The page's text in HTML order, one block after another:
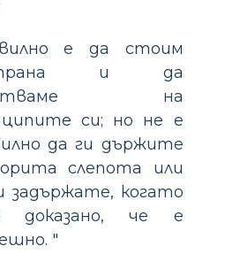
е да стоим
и да
на
си; но не е
да ги държите
слепота или
задържате, когато
доказано, че е
"